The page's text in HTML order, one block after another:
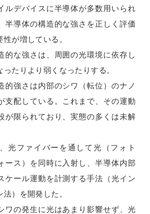
ルデバイスに半導体が多数用いられ
半導体の構造的な強さを正しく評価
が増している。
的な強さは、周囲の光環境に依存し
ったりより弱くなったりする。
的強さは内部のシワ（転位）のナノ
支配している。これまで、その運動
が限られており、実態の多くは未解
光ファイバーを通して光（フォト
ース）を同時に入射し、半導体内部
ケール運動を計測する手法（光イン
）を開発した。
ワの発生に光はあまり影響せず、光